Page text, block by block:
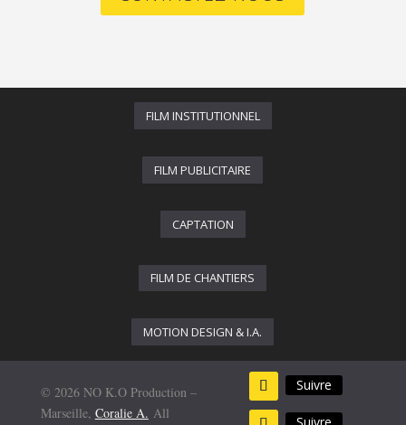
FILM INSTITUTIONNEL
FILM PUBLICITAIRE
CAPTATION
FILM DE CHANTIERS
MOTION DESIGN & I.A.
© 2026 NO K.O Production –
Marseille, Coralie A. All
Suivre